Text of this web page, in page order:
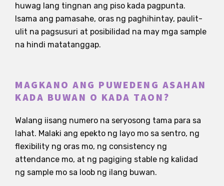
huwag lang tingnan ang piso kada pagpunta.
Isama ang pamasahe, oras ng paghihintay, paulit-
ulit na pagsusuri at posibilidad na may mga sample
na hindi matatanggap.
MAGKANO ANG PUWEDENG ASAHAN
KADA BUWAN O KADA TAON?
Walang iisang numero na seryosong tama para sa
lahat. Malaki ang epekto ng layo mo sa sentro, ng
flexibility ng oras mo, ng consistency ng
attendance mo, at ng pagiging stable ng kalidad
ng sample mo sa loob ng ilang buwan.